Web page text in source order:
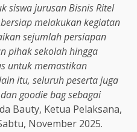
siswa jurusan Bisnis Ritel
melakukan kegiatan
sejumlah persiapan
pihak sekolah hingga
untuk memastikan
itu, seluruh peserta juga
goodie bag sebagai
Bauty, Ketua Pelaksana,
November 2025.